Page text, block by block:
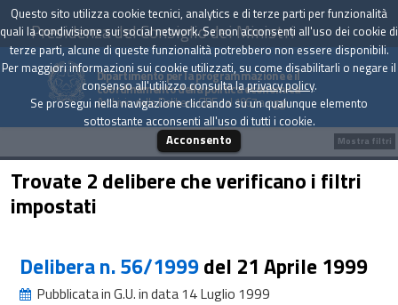
Presidenza del Consiglio dei Ministri
Dipartimento per la programmazione e il
coordinamento della politica economica
Archivio delle Delibere CIPE dal 1967 a oggi
Trovate 2 delibere che verificano i filtri
impostati
Delibera n. 56/1999del 21 Aprile 1999
Pubblicata in G.U. in data 14 Luglio 1999
Mostra filtri
Questo sito utilizza cookie tecnici, analytics e di terze parti per funzionalità
quali la condivisione sui social network. Se non acconsenti all'uso dei cookie di
terze parti, alcune di queste funzionalità potrebbero non essere disponibili.
Per maggiori informazioni sui cookie utilizzati, su come disabilitarli o negare il
consenso all'utilizzo consulta laprivacy policy.
Se prosegui nella navigazione cliccando su un qualunque elemento
sottostante acconsenti all'uso di tutti i cookie.
Acconsento